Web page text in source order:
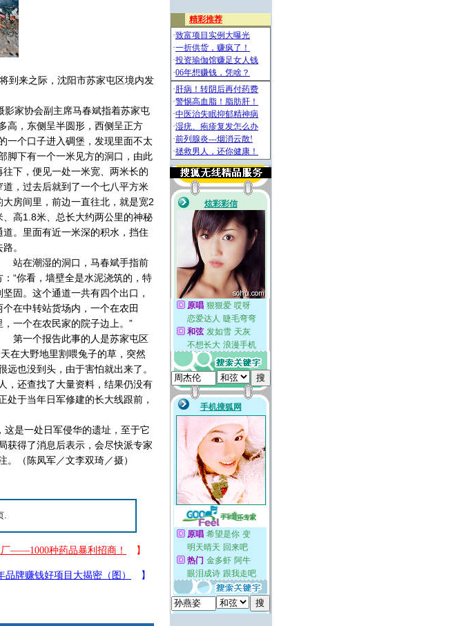
来之际，沈阳市苏家屯区境内发
家协会副主席马春斌指着苏家屯
高，东侧呈半圆形，西侧呈正方
一个口子进入碉堡，发现里面不太
脚下有一个一米见方的洞口，由此
往下，便见一处一米宽、两米长的
道，过去后就到了一个七八平方米
大房间里，前边一直往北，就是宽2
、高1.8米、总长大约两公里的神秘
道。里面有近一米深的积水，挡住
。
在潮湿的洞口，马春斌手指前
：“你看，墙壁全是水泥浇筑的，特
坚固。这个通道一共有四个出口，
个在中转站货场内，一个在农田
，一个在农民家的院子边上。”
一个报告此事的人是苏家屯区
在大野地里割喂兔子的草，突然
也没到头，由于害怕就出来了。
，还查找了大量资料，结果仍没有
于当年日军修建的长大线跟前，
是一处日军侵华的遗址，至于它
获得了消息后表示，会尽快派专家
（陈凤军／文李双琦／摄）
.